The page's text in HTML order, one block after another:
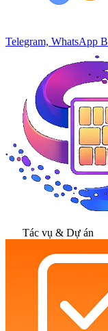
Telegram, WhatsApp
Tác vụ & Dự án